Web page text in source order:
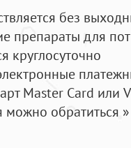
без
препараты для
круглосуточно
Master Card или
можно обратиться